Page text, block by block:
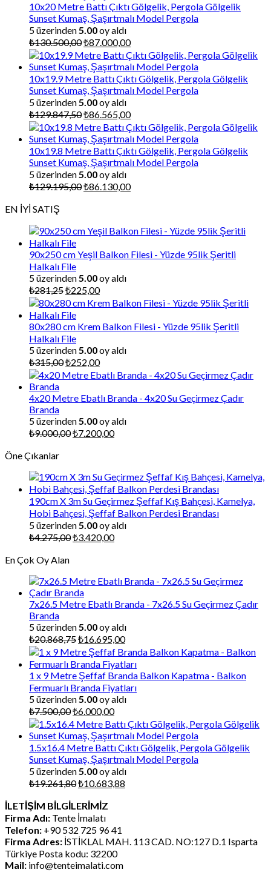
10x20 Metre Battı Çıktı Gölgelik, Pergola Gölgelik
Sunset Kumaş, Şaşırtmalı Model Pergola
5 üzerinden5.00oy aldı
₺130.500,00Orijinal
fiyat:
₺130.500,00.
₺87.000,00Şu
andaki
fiyat:
₺87.000,00.
10x19.9 Metre Battı Çıktı Gölgelik, Pergola Gölgelik
Sunset Kumaş, Şaşırtmalı Model Pergola
5 üzerinden5.00oy aldı
₺129.847,50Orijinal
fiyat:
₺129.847,50.
₺86.565,00Şu
andaki
fiyat:
₺86.565,00.
10x19.8 Metre Battı Çıktı Gölgelik, Pergola Gölgelik
Sunset Kumaş, Şaşırtmalı Model Pergola
5 üzerinden5.00oy aldı
₺129.195,00Orijinal
₺86.130,00Şu
EN İYİ SATIŞ
90x250 cm Yeşil Balkon Filesi - Yüzde 95lik Şeritli
Halkalı File
5 üzerinden5.00oy aldı
₺281,25Orijinal
fiyat:
₺281,25.
₺225,00Şu
andaki
₺225,00.
80x280 cm Krem Balkon Filesi - Yüzde 95lik Şeritli
Halkalı File
5 üzerinden5.00oy aldı
₺315,00Orijinal
fiyat:
₺252,00Şu
andaki
₺252,00.
4x20 Metre Ebatlı Branda - 4x20 Su Geçirmez Çadır
Branda
5 üzerinden5.00oy aldı
₺9.000,00Orijinal
₺7.200,00Şu
Öne Çıkanlar
190cm X 3m Su Geçirmez Şeffaf Kış Bahçesi, Kamelya,
Hobi Bahçesi, Şeffaf Balkon Perdesi Brandası
5 üzerinden5.00oy aldı
₺4.275,00Orijinal
₺3.420,00Şu
En Çok Oy Alan
7x26.5 Metre Ebatlı Branda - 7x26.5 Su Geçirmez Çadır
Branda
5 üzerinden5.00oy aldı
₺20.868,75Orijinal
fiyat:
₺20.868,75.
₺16.695,00Şu
andaki
fiyat:
₺16.695,00.
1 x 9 Metre Şeffaf Branda Balkon Kapatma - Balkon
Fermuarlı Branda Fiyatları
5 üzerinden5.00oy aldı
₺7.500,00Orijinal
fiyat:
₺7.500,00.
₺6.000,00Şu
andaki
fiyat:
₺6.000,00.
1.5x16.4 Metre Battı Çıktı Gölgelik, Pergola Gölgelik
Sunset Kumaş, Şaşırtmalı Model Pergola
5 üzerinden5.00oy aldı
₺19.261,80Orijinal
₺19.261,80.
₺10.683,88
İLETİŞİM BİLGİLERİMİZ
Firma Adı: Tente İmalatı
Telefon: +90 532 725 96 41
Firma Adres: İSTİKLAL MAH. 113 CAD. NO:127 D.1 Isparta
Türkiye Posta kodu: 32200
Mail: info@tenteimalati.com